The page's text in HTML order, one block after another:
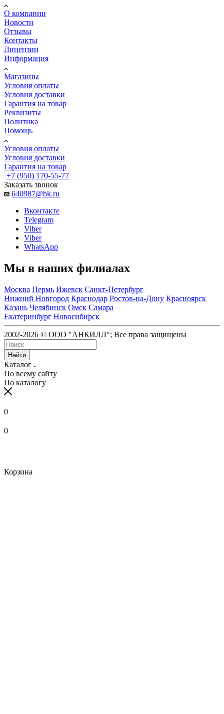
О компании
Новости
Отзывы
Контакты
Лицензии
Информация
Магазины
Условия оплаты
Условия доставки
Гарантия на товар
Реквизиты
Политика
Помощь
Условия оплаты
Условия доставки
Гарантия на товар
+7 (950) 170-55-77
Заказать звонок
640987@bk.ru
Вконтакте
Telegram
Viber
Viber
WhatsApp
Мы в наших филиалах
Москва Пермь Ижевск Санкт-Петербург
Нижний Новгород Краснодар Ростов-на-Дону Красноярск
Казань Челябинск Омск Самара
Екатеринбург Новосибирск
2002-2026 © ООО "АНКИЛЛ"; Все права защищены
Найти
Каталог
По всему сайту
По каталогу
0
0
Корзина